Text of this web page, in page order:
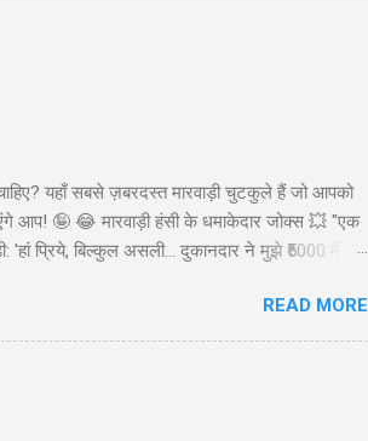
यहाँ सबसे ज़बरदस्त मारवाड़ी चुटकुले हैं जो आपको
आप! 🤪 😂 मारवाड़ी हंसी के धमाकेदार जोक्स 💥 "एक
'हां प्रिये, बिल्कुल असली... दुकानदार ने मुझे ₹5000 में
तो मैंने अपने पास रख लिए! 😜" Copy "मारवाड़ी पति ने
READ MORE